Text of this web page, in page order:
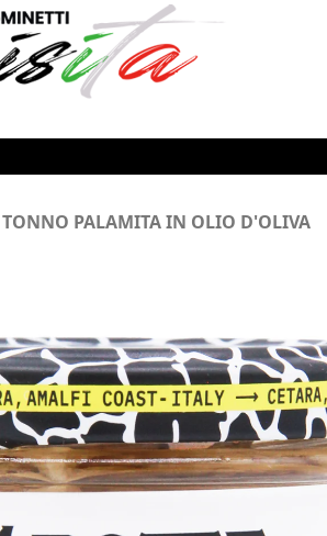
TONNO PALAMITA IN OLIO D'OLIVA